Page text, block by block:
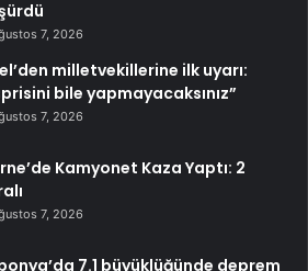
7, 2026
milletvekillerine ilk uyarı:
bile yapmayacaksınız”
7, 2026
Kamyonet Kaza Yaptı: 2
7, 2026
7.1 büyüklüğünde deprem